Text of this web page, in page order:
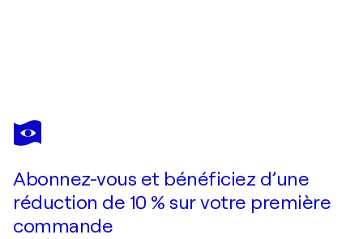
OLIVIER
MESSAS
Je passe commande
Abonnez-vous et bénéficiez d’une
réduction de 10 % sur votre première
commande